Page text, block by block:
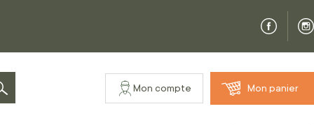
Mon compte Mon panier